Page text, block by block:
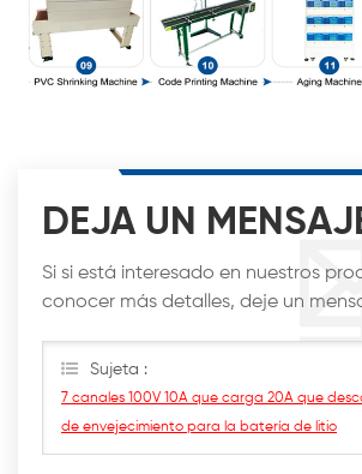
DEJA UN
Si si está interesado en nuestros
conocer más detalles, deje un
Sujeta :
7 canales 100V 10A que carga 20A que
de envejecimiento para la batería de litio